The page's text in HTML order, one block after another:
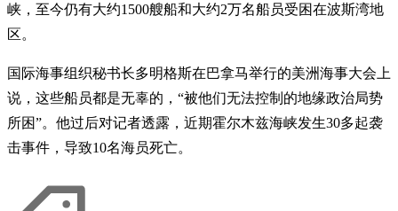
峡，至今仍有大约1500艘船和大约2万名船员受困在波斯湾地
区。
国际海事组织秘书长多明格斯在巴拿马举行的美洲海事大会上
说，这些船员都是无辜的，“被他们无法控制的地缘政治局势
所困”。他过后对记者透露，近期霍尔木兹海峡发生30多起袭
击事件，导致10名海员死亡。